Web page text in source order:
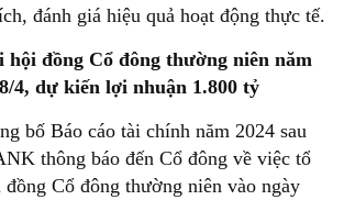
đánh giá hiệu quả hoạt động thực tế.
đồng Cổ đông thường niên năm
4, dự kiến lợi nhuận 1.800 tỷ
bố Báo cáo tài chính năm 2024 sau
thông báo đến Cổ đông về việc tổ
Cổ đông thường niên vào ngày